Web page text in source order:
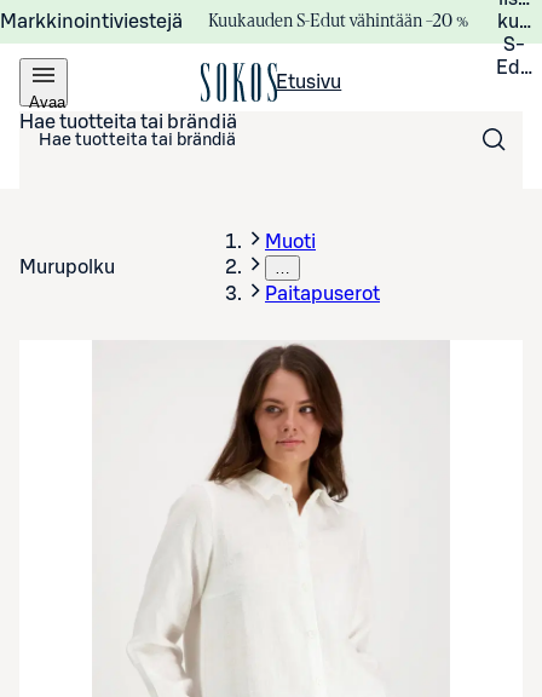
Markkinointiviestejä Kuukauden S-Edut vähintään –20 %
S-
Avaa
valikko
Etusivu
Hae tuotteita tai brändiä
Murupolku
Muoti
…
Paitapuserot
Avaa tuotekuva suurennettuna